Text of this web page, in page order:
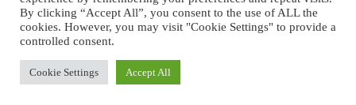
© 2022EYEPRESS FACHMEDIEN GMBH
By clicking “Accept All”, you consent to the use of ALL the
cookies. However, you may visit "Cookie Settings" to provide a
controlled consent.
Cookie Settings Accept All